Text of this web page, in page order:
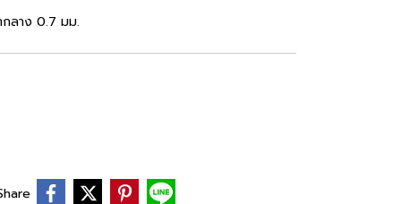
กลาง 0.7 มม.